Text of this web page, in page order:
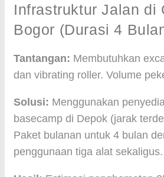
Infrastruktur Jalan di
Bogor (Durasi 4
Tantangan: Membutuhkan
dan vibrating roller. Volume
Solusi: Menggunakan
basecamp di Depok (jarak
Paket bulanan untuk 4 bulan
penggunaan tiga alat sekaligus.